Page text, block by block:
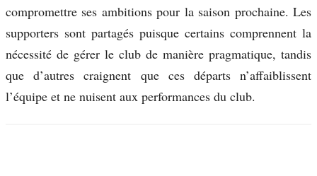
compromettre ses ambitions pour la saison prochaine. Les
supporters sont partagés puisque certains comprennent la
nécessité de gérer le club de manière pragmatique, tandis
que d’autres craignent que ces départs n’affaiblissent
l’équipe et ne nuisent aux performances du club.